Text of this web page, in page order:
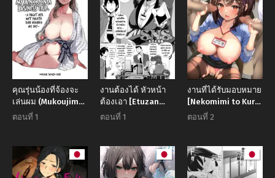
คุณรุ่นน้องที่จ้องจะ
เล่นผม (Mukoujima
Tenro)
ตอนที่ 1
งานต้องได้ หัวหน้า
ต้องเอา [Etuzan
Jakusui] S.N.S. -
ตอนที่ 1
งานที่ได้รับมอบหมาย
[Nekomimi to Kuro
Mask (cielo)]
Seishori-ka
~Kenshuu Hen~ My
Assignment is in
ตอนที่ 2